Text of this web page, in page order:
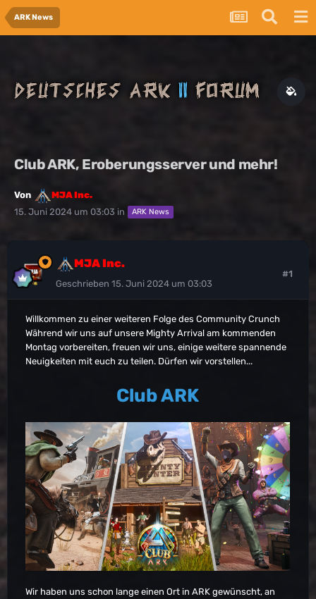
ARK News
Club ARK, Eroberungsserver und mehr!
Von
MJA Inc.
15. Juni 2024 um 03:03 in ARK News
MJA Inc.
Geschrieben 15. Juni 2024 um 03:03
#1
Willkommen zu einer weiteren Folge des Community Crunch
Während wir uns auf unsere Mighty Arrival am kommenden
Montag vorbereiten, freuen wir uns, einige weitere spannende
Neuigkeiten mit euch zu teilen. Dürfen wir vorstellen...
Club ARK
Wir haben uns schon lange einen Ort in ARK gewünscht, an